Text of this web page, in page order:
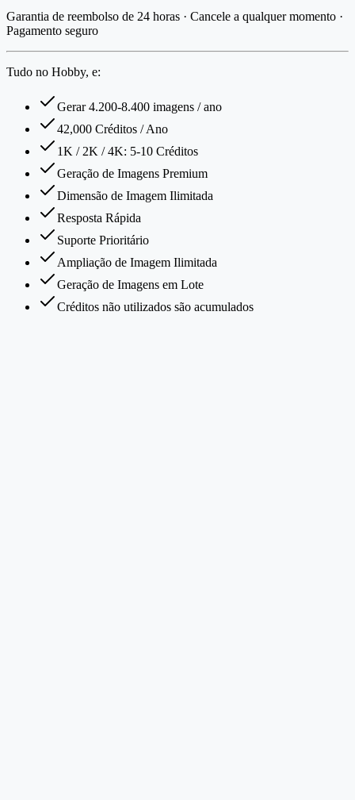
Garantia de reembolso de 24 horas · Cancele a qualquer momento ·
Pagamento seguro
Tudo no Hobby, e:
Gerar 4.200-8.400 imagens / ano
42,000 Créditos / Ano
1K / 2K / 4K: 5-10 Créditos
Geração de Imagens Premium
Dimensão de Imagem Ilimitada
Resposta Rápida
Suporte Prioritário
Ampliação de Imagem Ilimitada
Geração de Imagens em Lote
Créditos não utilizados são acumulados